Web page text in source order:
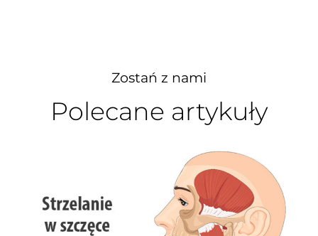
Zostań z nami
Polecane artykuły